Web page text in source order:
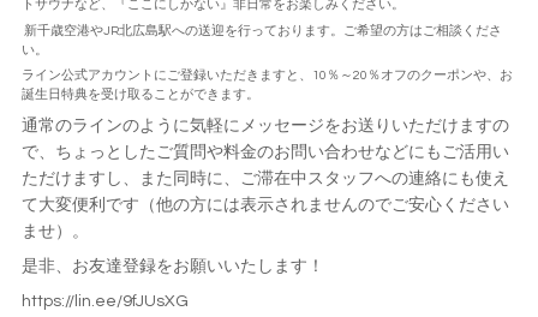
トサウナなど、『ここにしかない』非日常をお楽しみください。
新千歳空港やJR北広島駅への送迎を行っております。ご希望の方はご相談くださ
い。
ライン公式アカウントにご登録いただきますと、10％～20％オフのクーポンや、お
誕生日特典を受け取ることができます。
通常のラインのように気軽にメッセージをお送りいただけますの
で、ちょっとしたご質問や料金のお問い合わせなどにもご活用い
ただけますし、また同時に、ご滞在中スタッフへの連絡にも使え
て大変便利です（他の方には表示されませんのでご安心ください
ませ）。
是非、お友達登録をお願いいたします！
https://lin.ee/9fJUsXG